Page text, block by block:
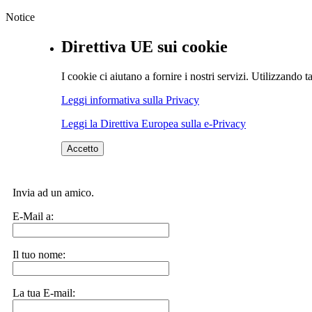
Notice
Direttiva UE sui cookie
I cookie ci aiutano a fornire i nostri servizi. Utilizzando
Leggi informativa sulla Privacy
Leggi la Direttiva Europea sulla e-Privacy
Accetto
Invia ad un amico.
E-Mail a:
Il tuo nome:
La tua E-mail: